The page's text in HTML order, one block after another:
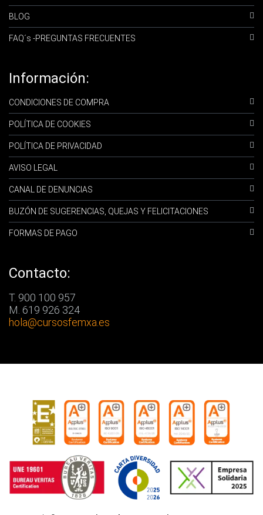
BLOG
FAQ´s -PREGUNTAS FRECUENTES
Información:
CONDICIONES DE COMPRA
POLÍTICA DE COOKIES
POLÍTICA DE PRIVACIDAD
AVISO LEGAL
CANAL DE DENUNCIAS
BUZÓN DE SUGERENCIAS, QUEJAS Y FELICITACIONES
FORMAS DE PAGO
Contacto:
T. 900 100 957
M. 619 926 324
hola@cursosfemxa.es